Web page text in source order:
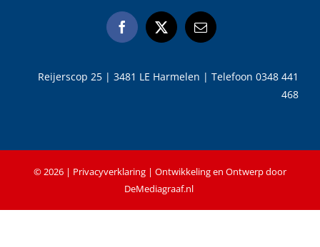
Reijerscop 25 | 3481 LE Harmelen | Telefoon 0348 441
468
©2026 | Privacyverklaring | Ontwikkeling en Ontwerp door
DeMediagraaf.nl